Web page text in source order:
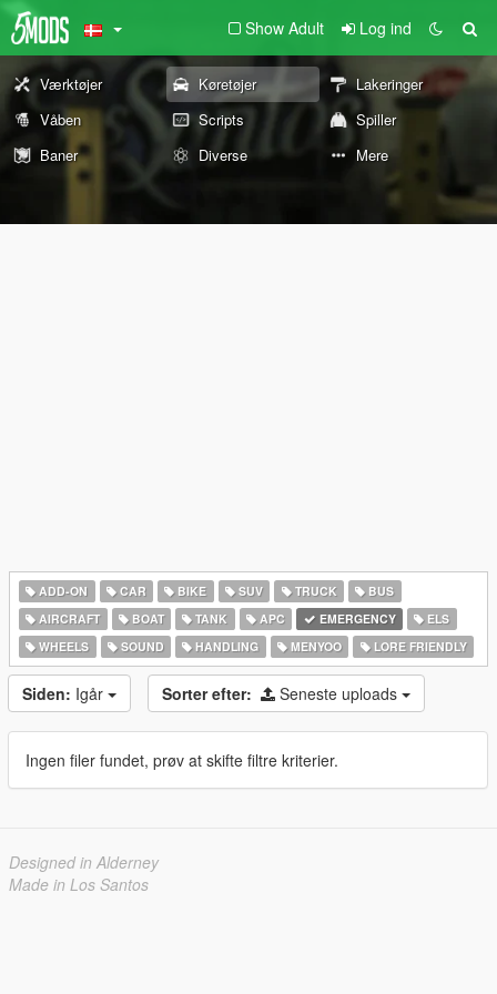
Show Adult Log ind
Værktøjer Køretøjer
Lakeringer
Våben
Scripts
Spiller
Baner
Diverse Mere
ADD-ON CAR BIKE SUV TRUCK
BUS
AIRCRAFT
BOAT TANK APC EMERGENCY
ELS
WHEELS
SOUND HANDLING MENYOO LORE FRIENDLY
Siden: Igår Sorter efter: Seneste uploads
Ingen filer fundet, prøv at skifte filtre kriterier.
Designed in Alderney
Made in Los Santos